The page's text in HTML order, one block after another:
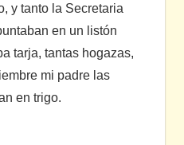
y tanto la Secretaria
en un listón
tarja, tantas hogazas,
mi padre las
en trigo.